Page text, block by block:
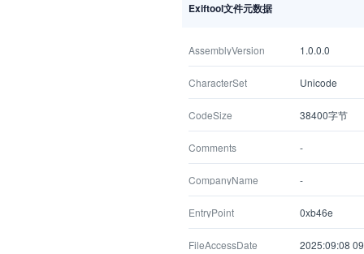
Exiftool文件元数据
AssemblyVersion 1.0.0.0
CharacterSet Unicode
CodeSize 38400字节
Comments -
CompanyName -
EntryPoint 0xb46e
FileAccessDate 2025:09:08